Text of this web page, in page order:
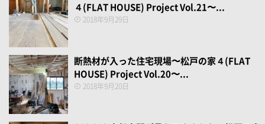
４(FLAT HOUSE) Project Vol.21〜...
2018年9月29日
断熱材が入った住宅現場〜松戸の家４(FLAT
HOUSE) Project Vol.20〜...
2018年9月20日